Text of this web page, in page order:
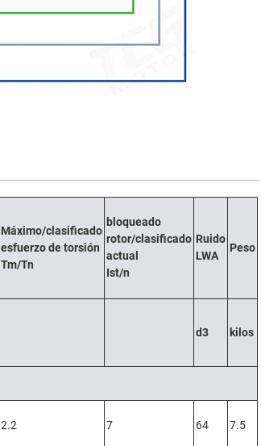
Máximo/clasificado
esfuerzo de torsión
Tm/Tn
bloqueado
rotor/clasificado
actual
Ist/n
Ruido
LWA
Peso
d3 kilos
2.2 7 64 7.5